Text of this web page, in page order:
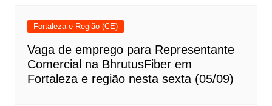
Fortaleza e Região (CE)
Vaga de emprego para Representante
Comercial na BhrutusFiber em
Fortaleza e região nesta sexta (05/09)